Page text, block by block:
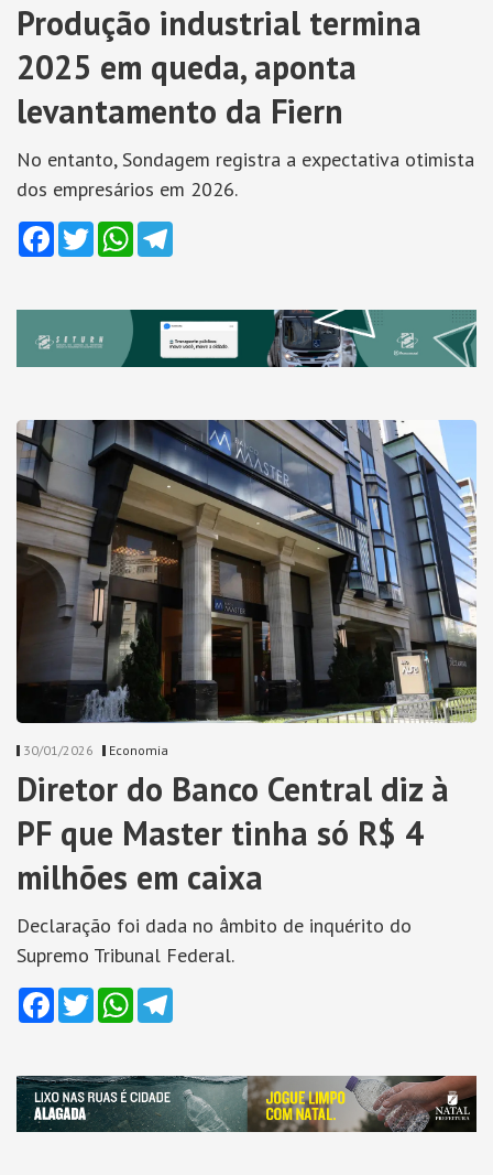
Produção industrial termina
2025 em queda, aponta
levantamento da Fiern
No entanto, Sondagem registra a expectativa otimista
dos empresários em 2026.
Facebook
TwitterWhatsApp
30/01/2026 Economia
Diretor do Banco Central diz à
PF que Master tinha só R$ 4
milhões em caixa
Declaração foi dada no âmbito de inquérito do
Supremo Tribunal Federal.
Facebook
TwitterWhatsApp